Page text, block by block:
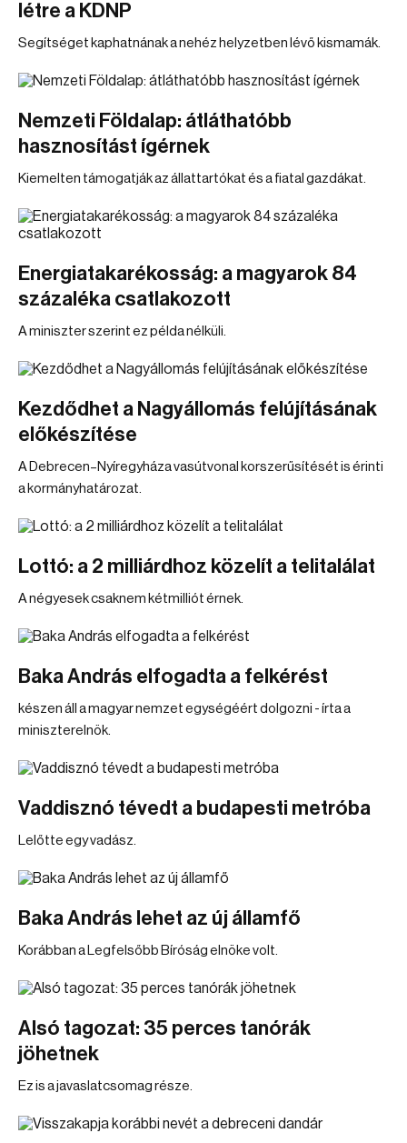
létre a KDNP
Segítséget kaphatnának a nehéz helyzetben lévő kismamák.
Nemzeti Földalap: átláthatóbb
hasznosítást ígérnek
Kiemelten támogatják az állattartókat és a fiatal gazdákat.
Energiatakarékosság: a magyarok 84
százaléka csatlakozott
A miniszter szerint ez példa nélküli.
Kezdődhet a Nagyállomás felújításának
előkészítése
A Debrecen–Nyíregyháza vasútvonal korszerűsítését is érinti
a kormányhatározat.
Lottó: a 2 milliárdhoz közelít a telitalálat
A négyesek csaknem kétmilliót érnek.
Baka András elfogadta a felkérést
készen áll a magyar nemzet egységéért dolgozni - írta a
miniszterelnök.
Vaddisznó tévedt a budapesti metróba
Lelőtte egy vadász.
Baka András lehet az új államfő
Korábban a Legfelsőbb Bíróság elnöke volt.
Alsó tagozat: 35 perces tanórák
jöhetnek
Ez is a javaslatcsomag része.